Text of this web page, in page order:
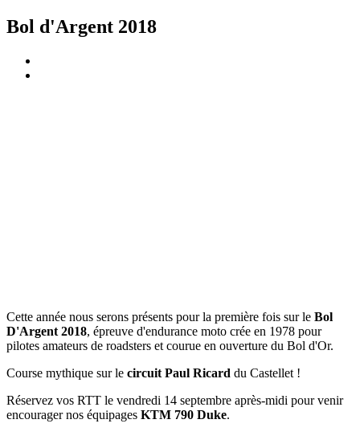
Bol d'Argent 2018
Cette année nous serons présents pour la première fois sur le Bol
D'Argent 2018, épreuve d'endurance moto crée en 1978 pour
pilotes amateurs de roadsters et courue en ouverture du Bol d'Or.
Course mythique sur le circuit Paul Ricard du Castellet !
Réservez vos RTT le vendredi 14 septembre après-midi pour venir
encourager nos équipages KTM 790 Duke.